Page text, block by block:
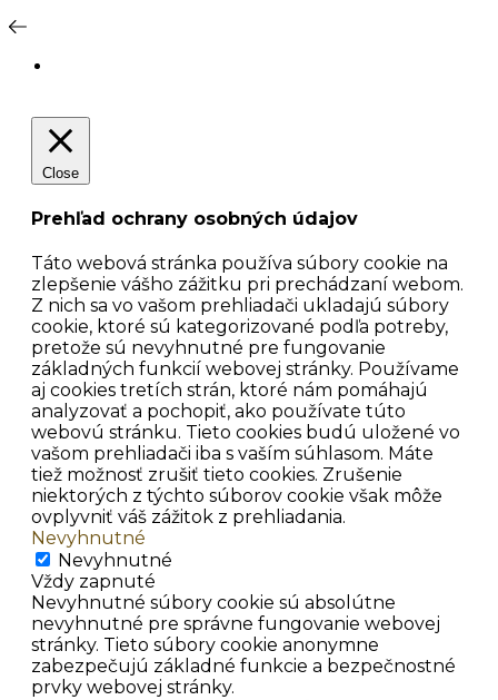
Close
Prehľad ochrany osobných údajov
Táto webová stránka používa súbory cookie na
zlepšenie vášho zážitku pri prechádzaní webom.
Z nich sa vo vašom prehliadači ukladajú súbory
cookie, ktoré sú kategorizované podľa potreby,
pretože sú nevyhnutné pre fungovanie
základných funkcií webovej stránky. Používame
aj cookies tretích strán, ktoré nám pomáhajú
analyzovať a pochopiť, ako používate túto
webovú stránku. Tieto cookies budú uložené vo
vašom prehliadači iba s vaším súhlasom. Máte
tiež možnosť zrušiť tieto cookies. Zrušenie
niektorých z týchto súborov cookie však môže
ovplyvniť váš zážitok z prehliadania.
Nevyhnutné
Nevyhnutné
Vždy zapnuté
Nevyhnutné súbory cookie sú absolútne
nevyhnutné pre správne fungovanie webovej
stránky. Tieto súbory cookie anonymne
zabezpečujú základné funkcie a bezpečnostné
prvky webovej stránky.